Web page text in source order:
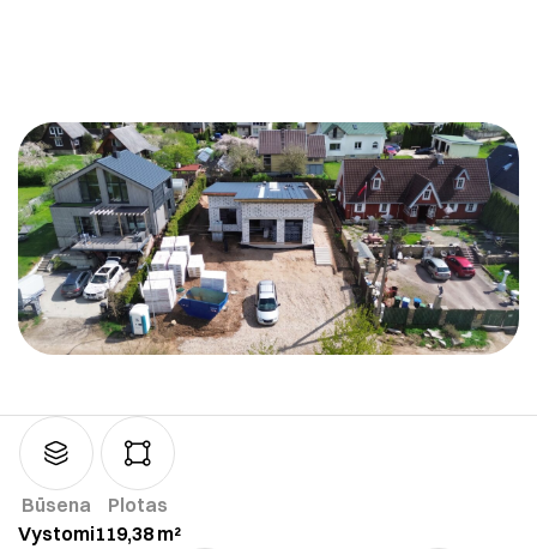
Būsena
Vystomi
Plotas
119,38 m²